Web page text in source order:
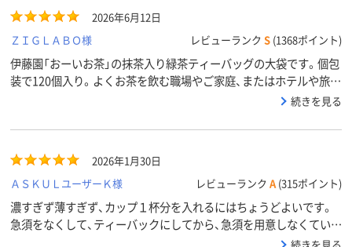
2026年6月12日
ＺＩＧＬＡＢＯ様
レビューランク S (1368ポイント)
伊藤園「おーいお茶」の抹茶入り緑茶ティーバッグの大袋です。個包
装で120個入り。よくお茶を飲む職場やご家庭、またはホテルや旅館
続きを見る
2026年1月30日
ＡＳＫＵＬユーザーＫ様
レビューランク A (315ポイント)
濃すぎず薄すぎず、カップ１杯分を入れるにはちょうどよいです。
急須をなくして、ティーバックにしてから、急須を用意しなくていい
ので、とても楽になりました。職場での普段使いの他に、イベント時